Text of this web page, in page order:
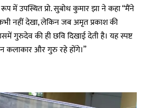
में उपस्थित प्रो. सुबोध कुमार झा ने कहा “मैंने
नहीं देखा, लेकिन जब अमृत प्रकाश की
गुरुदेव की ही छवि दिखाई देती है। यह स्पष्ट
कलाकार और गुरु रहे होंगे।”